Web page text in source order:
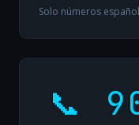
Solo números
📞